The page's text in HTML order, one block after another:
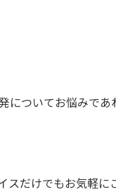
ついてお悩みであ
だけでもお気軽に